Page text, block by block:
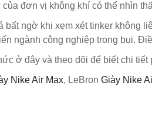
đơn vị không khí có thể nhìn
bất ngờ khi xem xét tinker không
ngành công nghiệp trong bụi.
ở đây và theo dõi để biết chi tiết
Nike Air Max, LeBron Giày Nike